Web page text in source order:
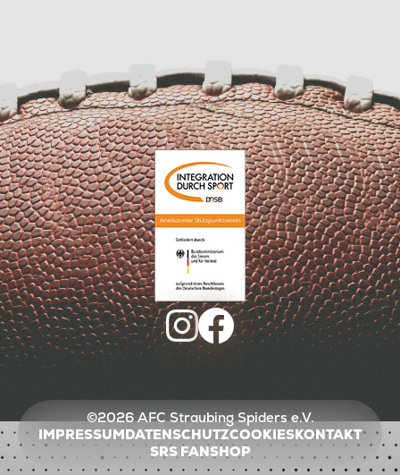
©2026 AFC Straubing Spiders e.V.
IMPRESSUMDATENSCHUTZCOOKIESKONTAKT
SRS FANSHOP